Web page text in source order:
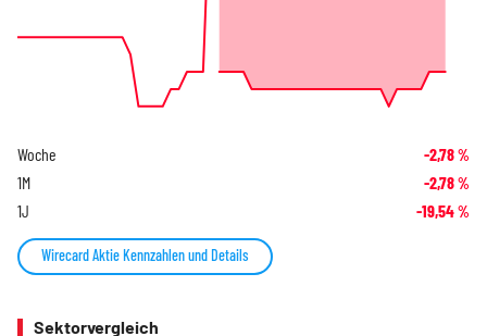
Woche -2,78%
1M -2,78%
1J -19,54%
Wirecard Aktie Kennzahlen und Details
Sektorvergleich